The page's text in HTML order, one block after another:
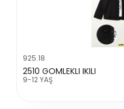
925.18
2510 GOMLEKLI IKILI
9-12 YAŞ